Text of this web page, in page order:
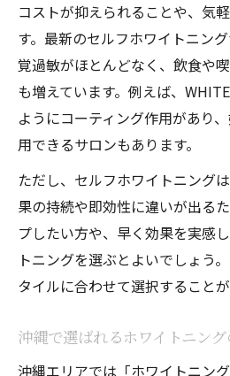
コストが抑えられることや、気
す。最新のセルフホワイトニン
覚過敏がほとんどなく、飲食や
も増えています。例えば、
ようにコーティング作用があり
用できるサロンもあります。
ただし、セルフホワイトニング
果の持続や即効性に違いが出る
プしたい方や、早く効果を実感
トニングを選ぶとよいでしょう
タイルに合わせて選択することが
沖縄で選ばれるホワイトニン
沖縄エリアでは「ホワイトニン